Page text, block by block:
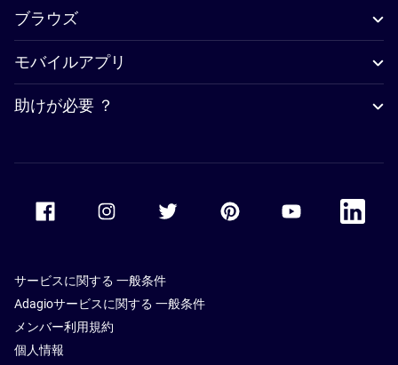
ブラウズ
モバイルアプリ
助けが必要 ？
Accor Youtube
Accor
サービスに関する 一般条件
Adagioサービスに関する 一般条件
メンバー利用規約
個人情報